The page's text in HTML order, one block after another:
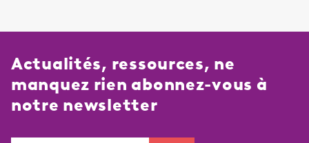
Actualités, ressources, ne
manquez rien abonnez-vous à
notre newsletter